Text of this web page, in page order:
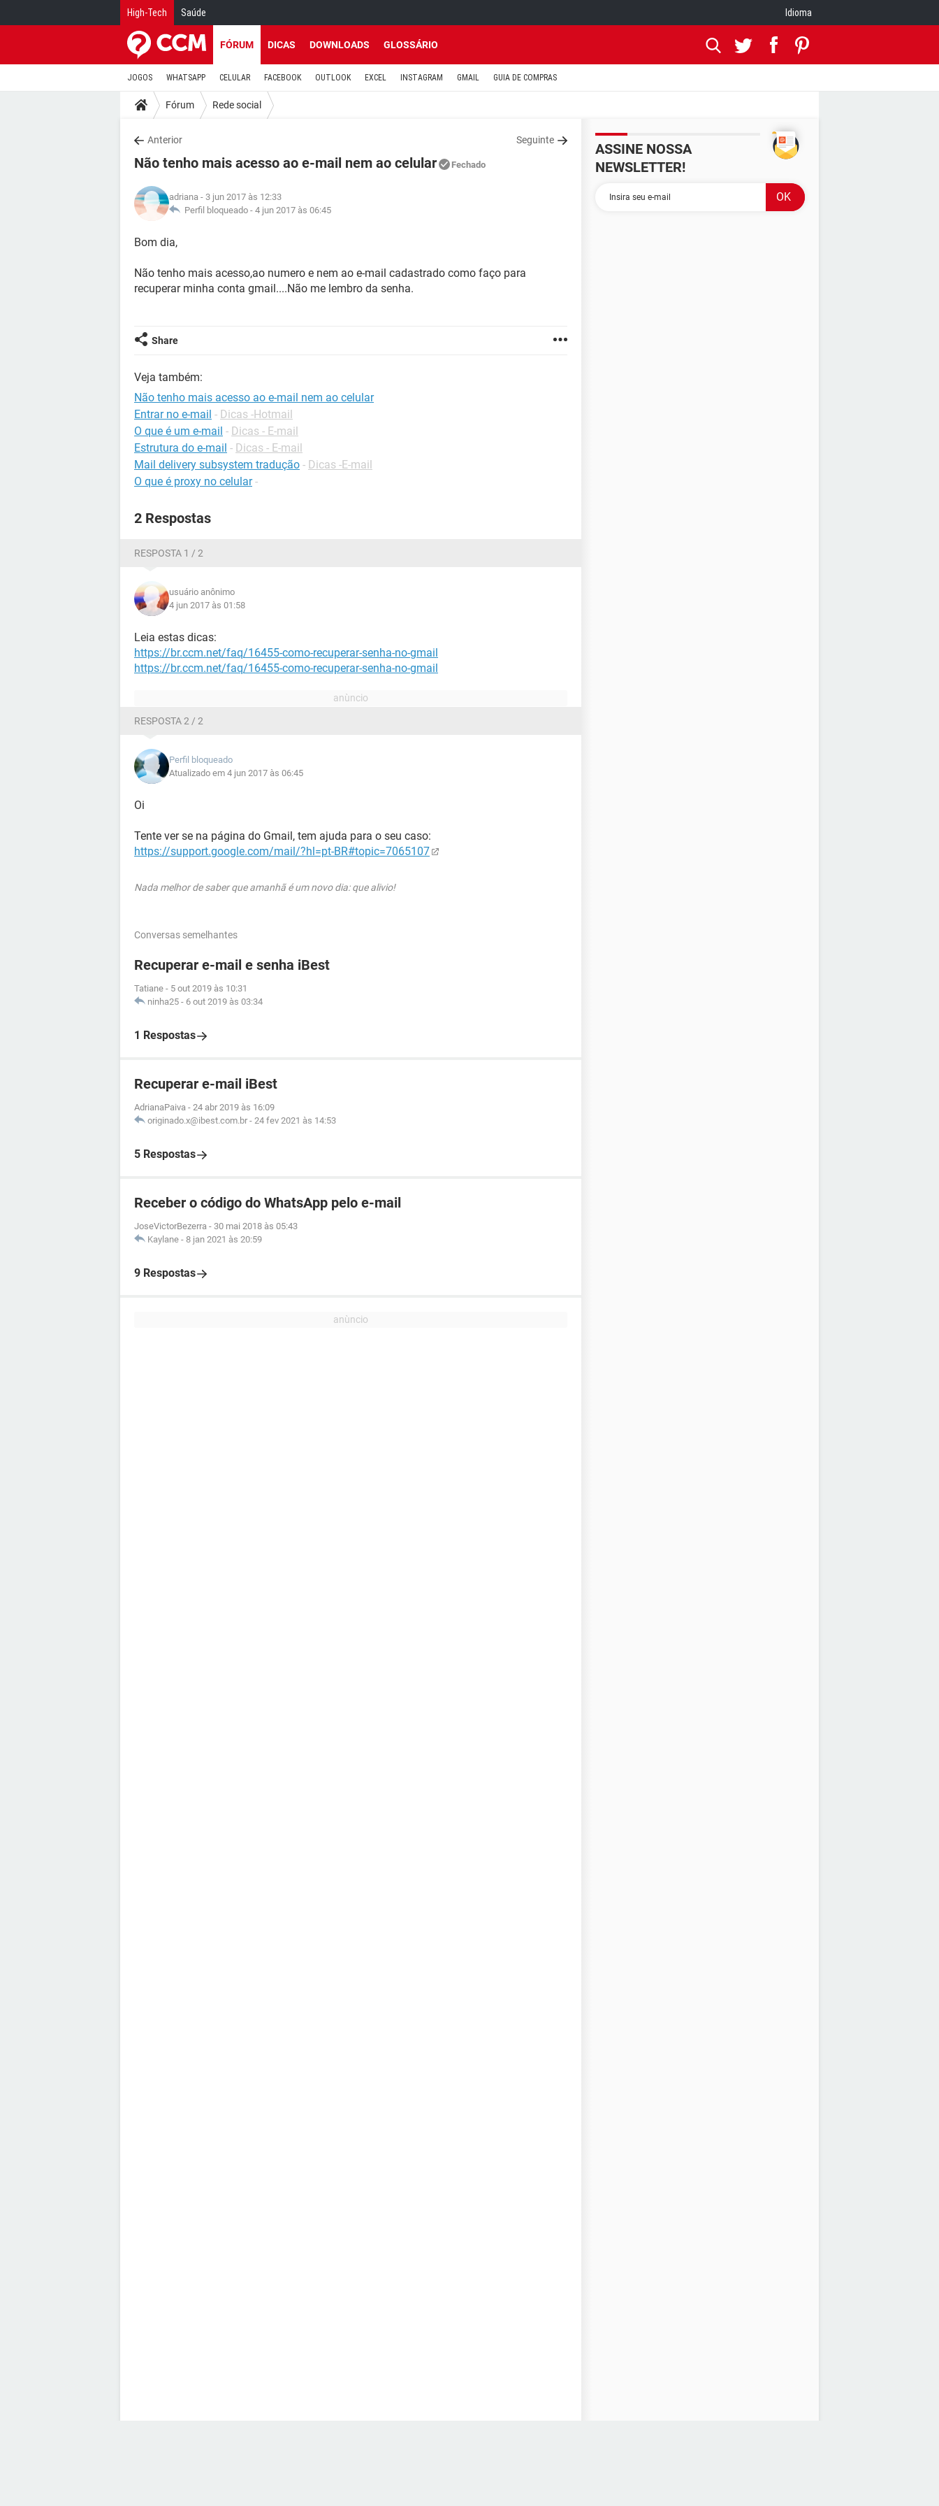
High-Tech Saúde Idioma
FÓRUM DICAS DOWNLOADS GLOSSÁRIO
JOGOS WHATSAPP CELULAR FACEBOOK OUTLOOK EXCEL INSTAGRAM GMAIL GUIA DE COMPRAS
Fórum Rede social
Anterior Seguinte
Não tenho mais acesso ao e-mail nem ao celular Fechado
adriana - 3 jun 2017 às 12:33
Perfil bloqueado - 4 jun 2017 às 06:45
Bom dia,
Não tenho mais acesso,ao numero e nem ao e-mail cadastrado como faço para
recuperar minha conta gmail....Não me lembro da senha.
Share
Veja também:
Não tenho mais acesso ao e-mail nem ao celular
Entrar no e-mail - Dicas -Hotmail
O que é um e-mail - Dicas - E-mail
Estrutura do e-mail - Dicas - E-mail
Mail delivery subsystem tradução - Dicas -E-mail
O que é proxy no celular -
2 Respostas
RESPOSTA 1 / 2
usuário anônimo
4 jun 2017 às 01:58
Leia estas dicas:
https://br.ccm.net/faq/16455-como-recuperar-senha-no-gmail
https://br.ccm.net/faq/16455-como-recuperar-senha-no-gmail
RESPOSTA 2 / 2
Perfil bloqueado
Atualizado em 4 jun 2017 às 06:45
Oi
Tente ver se na página do Gmail, tem ajuda para o seu caso:
https://support.google.com/mail/?hl=pt-BR#topic=7065107
Nada melhor de saber que amanhã é um novo dia: que alivio!
Conversas semelhantes
Recuperar e-mail e senha iBest
Tatiane - 5 out 2019 às 10:31
ninha25 - 6 out 2019 às 03:34
1 Respostas
Recuperar e-mail iBest
AdrianaPaiva - 24 abr 2019 às 16:09
originado.x@ibest.com.br - 24 fev 2021 às 14:53
5 Respostas
Receber o código do WhatsApp pelo e-mail
JoseVictorBezerra - 30 mai 2018 às 05:43
Kaylane - 8 jan 2021 às 20:59
9 Respostas
ASSINE NOSSA
NEWSLETTER!